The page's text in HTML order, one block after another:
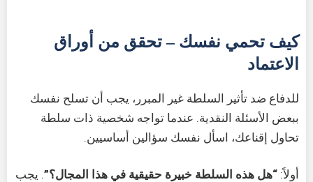
كيف تحمي نفسك – تحقق من أوراق
الاعتماد
للدفاع ضد تأثير السلطة غير المبرر، يجب أن تسلح نفسك
ببعض الأسئلة النقدية. عندما تواجه شخصية ذات سلطة
تحاول إقناعك، اسأل نفسك سؤالين أساسيين.
أولاً: “هل هذه السلطة خبيرة حقيقية في هذا المجال؟”. يجب